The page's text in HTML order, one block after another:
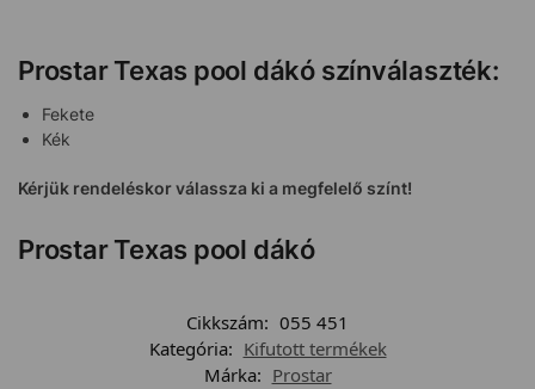
Prostar Texas pool dákó színválaszték:
Fekete
Kék
Kérjük rendeléskor válassza ki a megfelelő színt!
Prostar Texas pool dákó
Cikkszám: 055 451
Kategória: Kifutott termékek
Márka: Prostar